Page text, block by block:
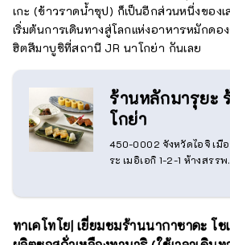
เกะ (ข้าวราดน้ำซุป) ก็เป็นอีกส่วนหนึ่งของ
เริ่มต้นการเดินทางสู่โลกแห่งอาหารหมักดอ
ฮิตสึมาบูชิที่สถานี JR นาโกย่า กันเลย
ร้านหลักมารุยะ
โกย่า
450-0002 จังหวัดไอจิ เมื
ระ เมอิเอกิ 1-2-1 ห้างสรรพ
ทาเคโทโย| เยี่ยมชมร้านนากาซาดะ โช